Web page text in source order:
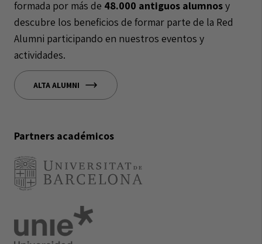
formada por más de 48.000 antiguos alumnosy
descubre los beneficios de formar parte de la Red
Alumni participando en nuestros eventos y
actividades.
ALTA ALUMNI
Partners académicos